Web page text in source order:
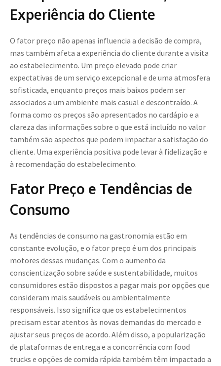
Experiência do Cliente
O fator preço não apenas influencia a decisão de compra,
mas também afeta a experiência do cliente durante a visita
ao estabelecimento. Um preço elevado pode criar
expectativas de um serviço excepcional e de uma atmosfera
sofisticada, enquanto preços mais baixos podem ser
associados a um ambiente mais casual e descontraído. A
forma como os preços são apresentados no cardápio e a
clareza das informações sobre o que está incluído no valor
também são aspectos que podem impactar a satisfação do
cliente. Uma experiência positiva pode levar à fidelização e
à recomendação do estabelecimento.
Fator Preço e Tendências de
Consumo
As tendências de consumo na gastronomia estão em
constante evolução, e o fator preço é um dos principais
motores dessas mudanças. Com o aumento da
conscientização sobre saúde e sustentabilidade, muitos
consumidores estão dispostos a pagar mais por opções que
consideram mais saudáveis ou ambientalmente
responsáveis. Isso significa que os estabelecimentos
precisam estar atentos às novas demandas do mercado e
ajustar seus preços de acordo. Além disso, a popularização
de plataformas de entrega e a concorrência com food
trucks e opções de comida rápida também têm impactado a